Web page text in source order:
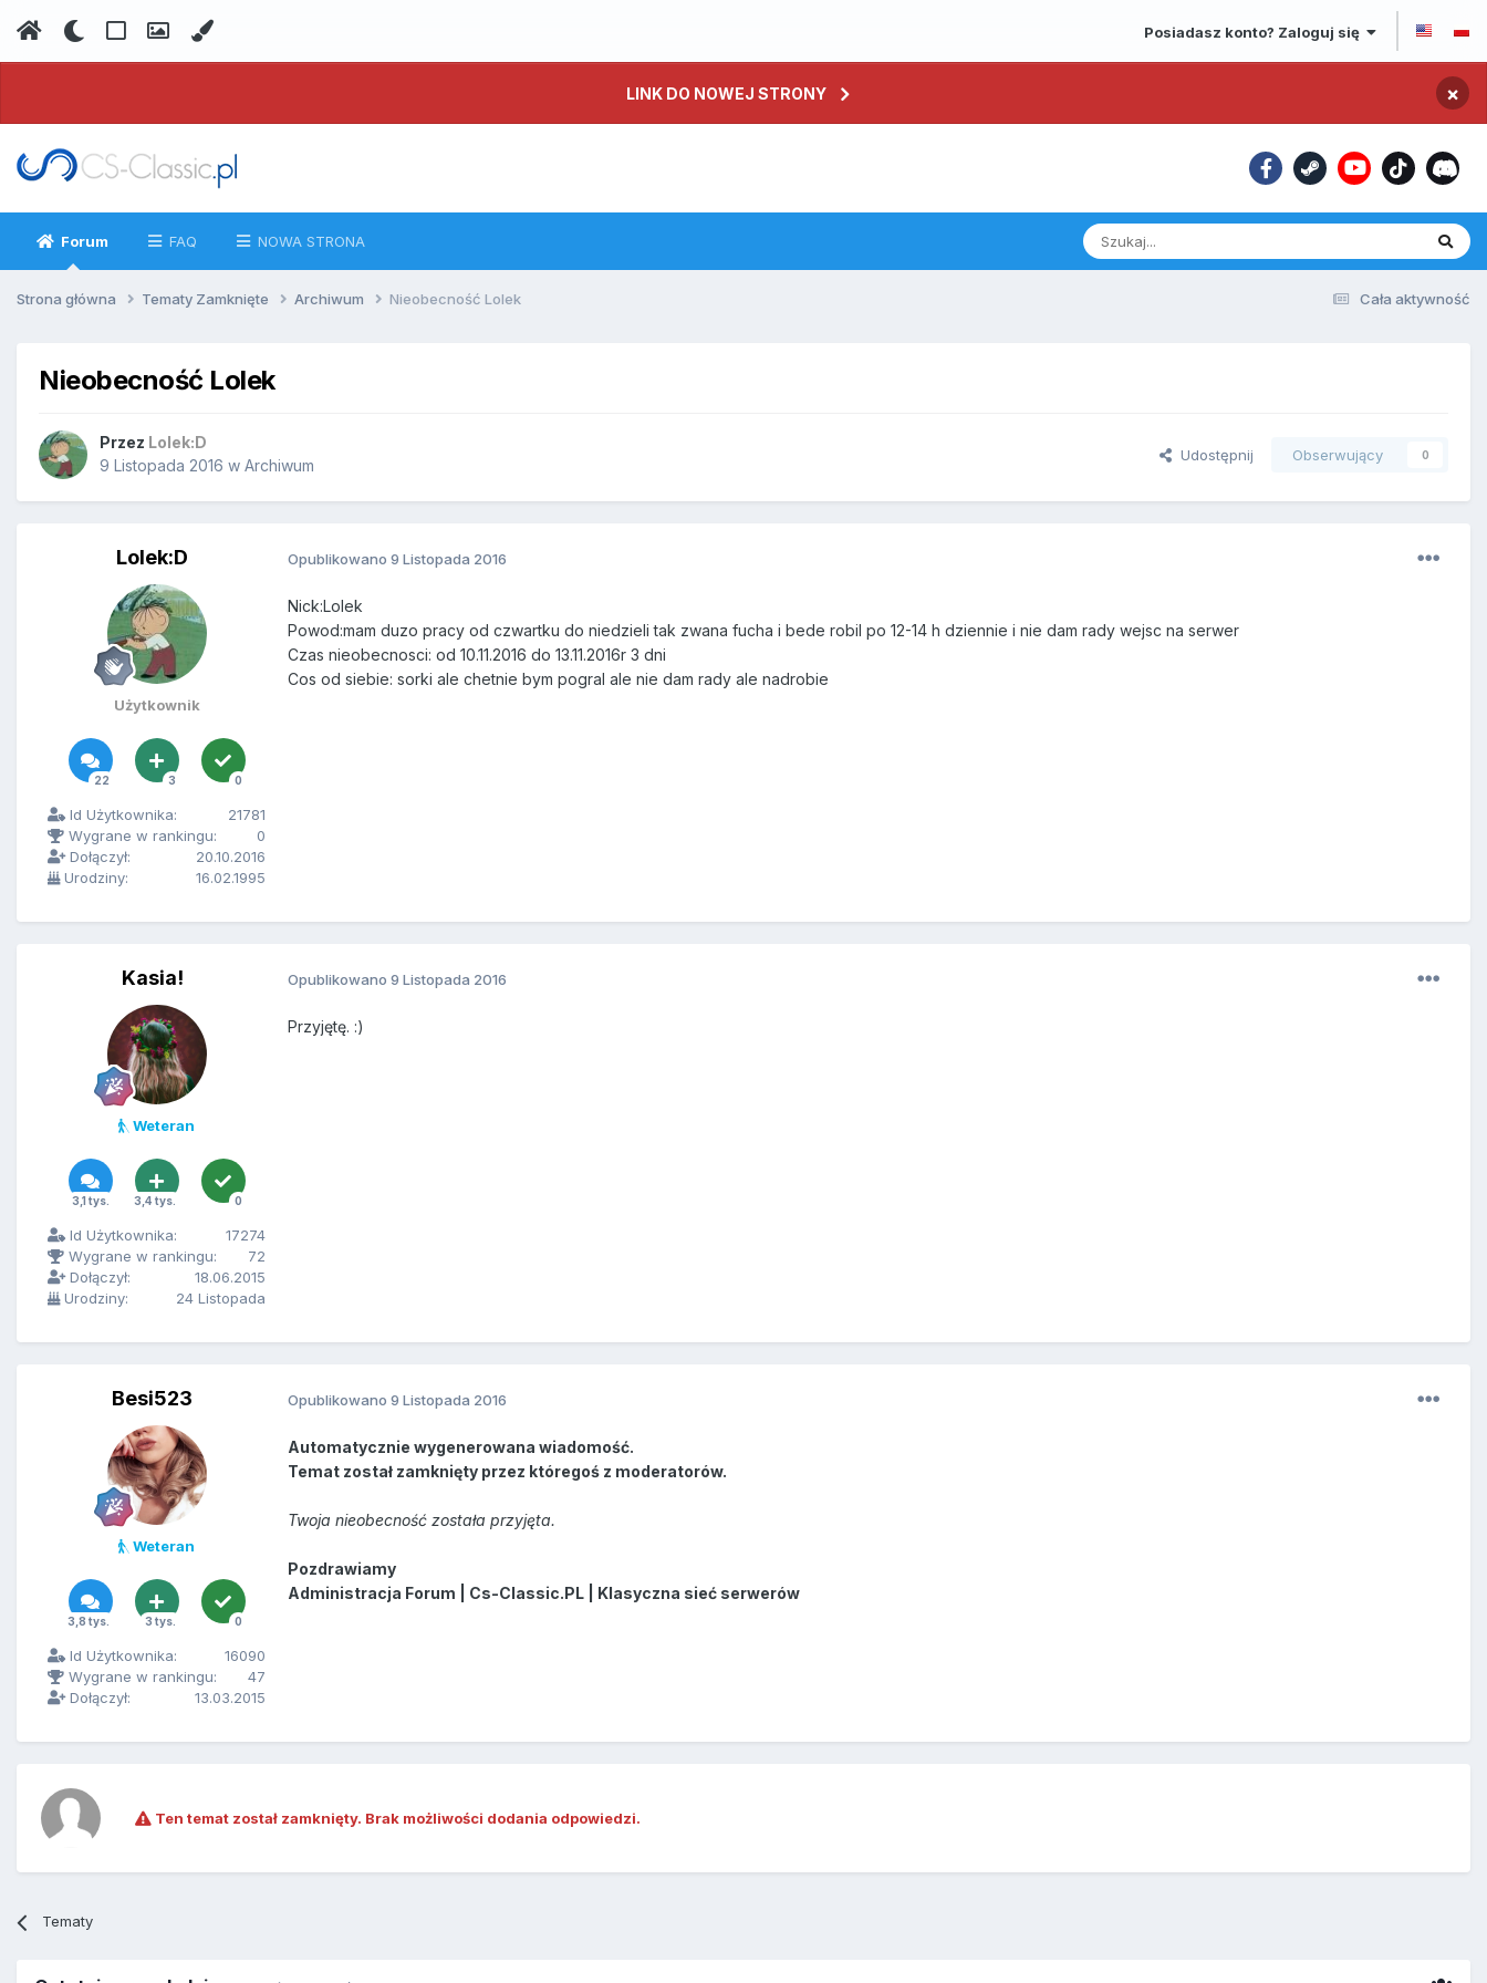
Posiadasz konto? Zaloguj się
LINK DO NOWEJ STRONY ×
Forum FAQ NOWA STRONA
Cała aktywność
Strona główna Tematy Zamknięte Archiwum Nieobecność Lolek
Nieobecność Lolek
Przez Lolek:D
9 Listopada 2016 w Archiwum
Udostępnij Obserwujący 0
Lolek:D
Użytkownik
22 3 0
Id Użytkownika:
21781
Wygrane w rankingu:
0
Dołączył:
20.10.2016
Urodziny:
16.02.1995
Opublikowano 9 Listopada 2016
Nick:Lolek
Powod:mam duzo pracy od czwartku do niedzieli tak zwana fucha i bede robil po 12-14 h dziennie i nie dam rady wejsc na serwer
Czas nieobecnosci: od 10.11.2016 do 13.11.2016r 3 dni
Cos od siebie: sorki ale chetnie bym pogral ale nie dam rady ale nadrobie
Kasia!
Weteran
3,1 tys. 3,4 tys. 0
Id Użytkownika:
17274
Wygrane w rankingu:
72
Dołączył:
18.06.2015
Urodziny:
24 Listopada
Opublikowano 9 Listopada 2016
Przyjętę. :)
Besi523
Weteran
3,8 tys. 3 tys. 0
Id Użytkownika:
16090
Wygrane w rankingu:
47
Dołączył:
13.03.2015
Opublikowano 9 Listopada 2016
Automatycznie wygenerowana wiadomość.
Temat został zamknięty przez któregoś z moderatorów.
Twoja nieobecność została przyjęta.
Pozdrawiamy
Administracja Forum | Cs-Classic.PL | Klasyczna sieć serwerów
Ten temat został zamknięty. Brak możliwości dodania odpowiedzi.
Tematy